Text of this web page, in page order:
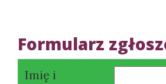
Formularz
Imię i